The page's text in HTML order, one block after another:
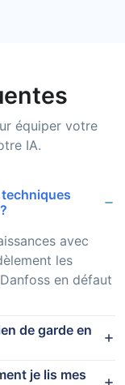
équiper votre
IA.
avec
les
en défaut
de garde en
je lis mes